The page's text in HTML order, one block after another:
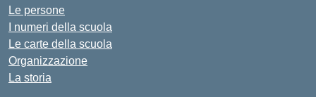
Le persone
I numeri della scuola
Le carte della scuola
Organizzazione
La storia